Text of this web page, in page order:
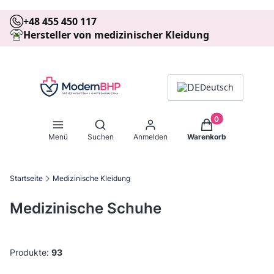
+48 455 450 117
Hersteller von medizinischer Kleidung
Deutsch
Menü
Suchmaschine öffnen
Suchen Anmelden
Produkte im
Warenkorb
Startseite Medizinische Kleidung
Medizinische Schuhe
Produkte: 93